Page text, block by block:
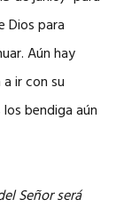
Dios para
Aún hay
ir con su
bendiga aún
Señor será